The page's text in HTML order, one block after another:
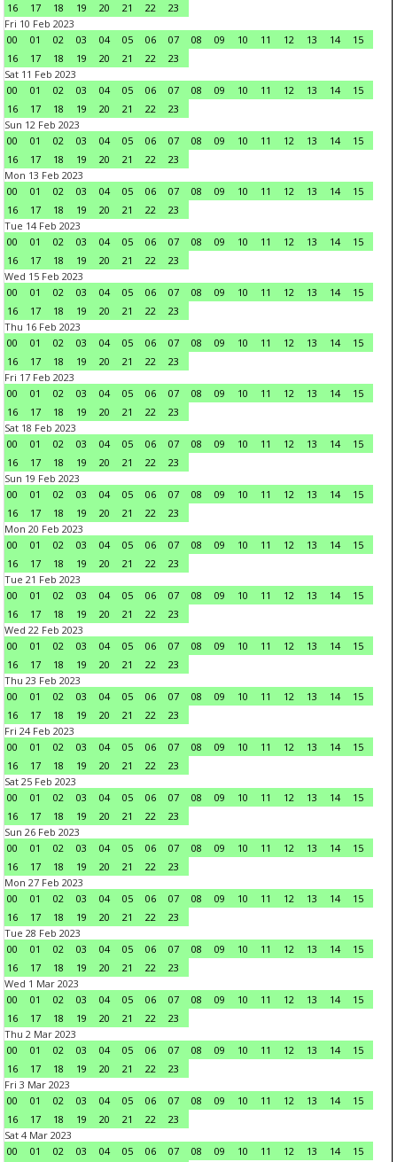
16
17 18 19 20 21 22
23
Fri 10 Feb 2023
00
01 02 03 04 05 06 07 08 09 10 11 12 13 14
15
16
17 18 19 20 21 22
23
Sat 11 Feb 2023
00
01 02 03 04 05 06 07 08 09 10 11 12 13 14
15
16
17 18 19 20 21 22
23
Sun 12 Feb 2023
00
01 02 03 04 05 06 07 08 09 10 11 12 13 14
15
16
17 18 19 20 21 22
23
Mon 13 Feb 2023
00
01 02 03 04 05 06 07 08 09 10 11 12 13 14
15
16
17 18 19 20 21 22
23
Tue 14 Feb 2023
00
01 02 03 04 05 06 07 08 09 10 11 12 13 14
15
16
17 18 19 20 21 22
23
Wed 15 Feb 2023
00
01 02 03 04 05 06 07 08 09 10 11 12 13 14
15
16
17 18 19 20 21 22
23
Thu 16 Feb 2023
00
01 02 03 04 05 06 07 08 09 10 11 12 13 14
15
16
17 18 19 20 21 22
23
Fri 17 Feb 2023
00
01 02 03 04 05 06 07 08 09 10 11 12 13 14
15
16
17 18 19 20 21 22
23
Sat 18 Feb 2023
00
01 02 03 04 05 06 07 08 09 10 11 12 13 14
15
16
17 18 19 20 21 22
23
Sun 19 Feb 2023
00
01 02 03 04 05 06 07 08 09 10 11 12 13 14
15
16
17 18 19 20 21 22
23
Mon 20 Feb 2023
00
01 02 03 04 05 06 07 08 09 10 11 12 13 14
15
16
17 18 19 20 21 22
23
Tue 21 Feb 2023
00
01 02 03 04 05 06 07 08 09 10 11 12 13 14
15
16
17 18 19 20 21 22
23
Wed 22 Feb 2023
00
01 02 03 04 05 06 07 08 09 10 11 12 13 14
15
16
17 18 19 20 21 22
23
Thu 23 Feb 2023
00
01 02 03 04 05 06 07 08 09 10 11 12 13 14
15
16
17 18 19 20 21 22
23
Fri 24 Feb 2023
00
01 02 03 04 05 06 07 08 09 10 11 12 13 14
15
16
17 18 19 20 21 22
23
Sat 25 Feb 2023
00
01 02 03 04 05 06 07 08 09 10 11 12 13 14
15
16
17 18 19 20 21 22
23
Sun 26 Feb 2023
00
01 02 03 04 05 06 07 08 09 10 11 12 13 14
15
16
17 18 19 20 21 22
23
Mon 27 Feb 2023
00
01 02 03 04 05 06 07 08 09 10 11 12 13 14
15
16
17 18 19 20 21 22
23
Tue 28 Feb 2023
00
01 02 03 04 05 06 07 08 09 10 11 12 13 14
15
16
17 18 19 20 21 22
23
Wed 1 Mar 2023
00
01 02 03 04 05 06 07 08 09 10 11 12 13 14
15
16
17 18 19 20 21 22
23
Thu 2 Mar 2023
00
01 02 03 04 05 06 07 08 09 10 11 12 13 14
15
16
17 18 19 20 21 22
23
Fri 3 Mar 2023
00
01 02 03 04 05 06 07 08 09 10 11 12 13 14
15
16
17 18 19 20 21 22
23
Sat 4 Mar 2023
00
01 02 03 04 05 06 07 08 09 10 11 12 13 14
15